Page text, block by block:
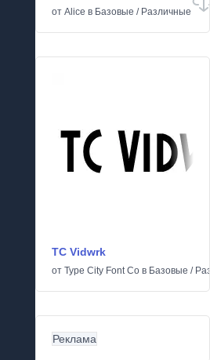
от Alice в Базовые / Различные
TC Vidwrk
от Type City Font Co в Базовые /
Реклама